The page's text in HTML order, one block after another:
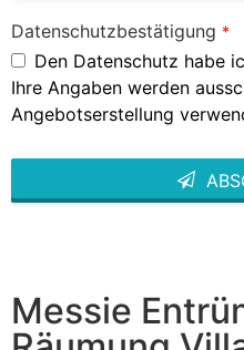
Datenschutzbestätigung *
Den Datenschutz habe
Ihre Angaben werden
Angebotserstellung
blank
Messie